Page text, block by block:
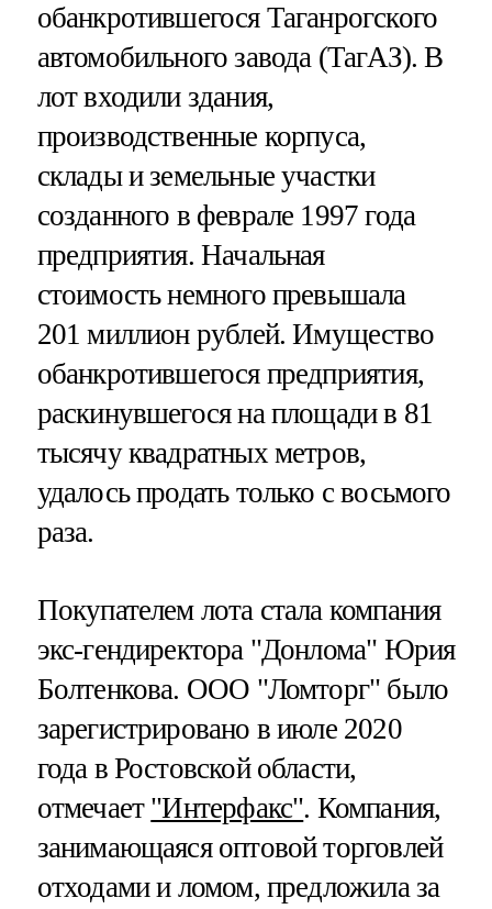
обанкротившегося Таганрогского
автомобильного завода (ТагАЗ). В
лот входили здания,
производственные корпуса,
склады и земельные участки
созданного в феврале 1997 года
предприятия. Начальная
стоимость немного превышала
201 миллион рублей. Имущество
обанкротившегося предприятия,
раскинувшегося на площади в 81
тысячу квадратных метров,
удалось продать только с восьмого
раза.
Покупателем лота стала компания
экс-гендиректора "Донлома" Юрия
Болтенкова. ООО "Ломторг" было
зарегистрировано в июле 2020
года в Ростовской области,
отмечает "Интерфакс". Компания,
занимающаяся оптовой торговлей
отходами и ломом, предложила за